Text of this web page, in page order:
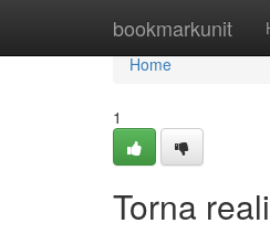
bookmarkunit
Home
Home
1
Torna